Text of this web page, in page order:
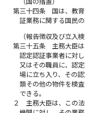
（国の措置）
第三十四条
国は、教
証業務に関する国民
（報告徴収及び立入検
第三十五条
主務大臣
認定認証事業者に対
又はその職員に、認
場に立ち入り、その
類その他の物件を検
できる。
２
主務大臣は、この